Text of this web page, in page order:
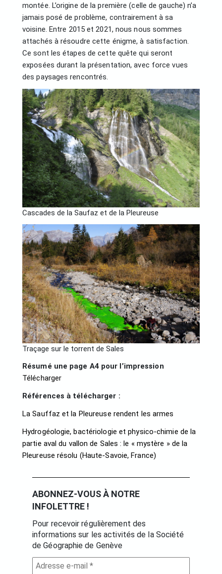
montée. L’origine de la première (celle de gauche) n’a
jamais posé de problème, contrairement à sa
voisine. Entre 2015 et 2021, nous nous sommes
attachés à résoudre cette énigme, à satisfaction.
Ce sont les étapes de cette quête qui seront
exposées durant la présentation, avec force vues
des paysages rencontrés.
Cascades de la Saufaz et de la Pleureuse
Traçage sur le torrent de Sales
Résumé une page A4 pour l’impression
Télécharger
Références à télécharger :
La Sauffaz et la Pleureuse rendent les armes
Hydrogéologie, bactériologie et physico-chimie de la
partie aval du vallon de Sales : le « mystère » de la
Pleureuse résolu (Haute-Savoie, France)
ABONNEZ-VOUS À NOTRE
INFOLETTRE !
Pour recevoir régulièrement des
informations sur les activités de la Société
de Géographie de Genève